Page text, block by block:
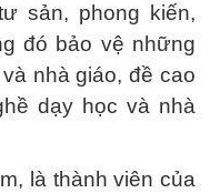
sản, phong kiến,
đó bảo vệ những
nhà giáo, đề cao
dạy học và nhà
là thành viên của